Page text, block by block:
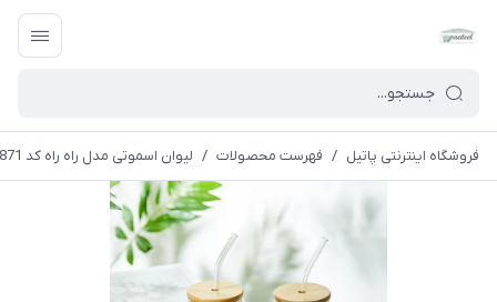
فروشگاه اینترنتی پاتیل / فهرست محصولات / لیوان اسموتی مدل راه راه کد 1369n 4871